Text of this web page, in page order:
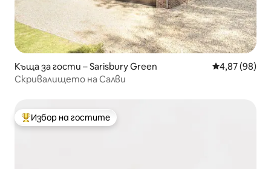
Къща за гости – Sarisbury Green Средна
4,87 (98)
Скривалището на Салви
Най-популярен избор на гостите
Избор на гостите